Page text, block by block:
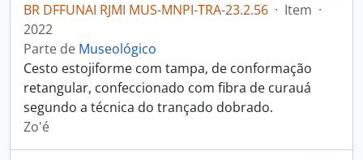
BR DFFUNAI RJMI MUS-MNPI-TRA-23.2.56 · Item ·
2022
Parte de Museológico
Cesto estojiforme com tampa, de conformação
retangular, confeccionado com fibra de curauá
segundo a técnica do trançado dobrado.
Zo'é